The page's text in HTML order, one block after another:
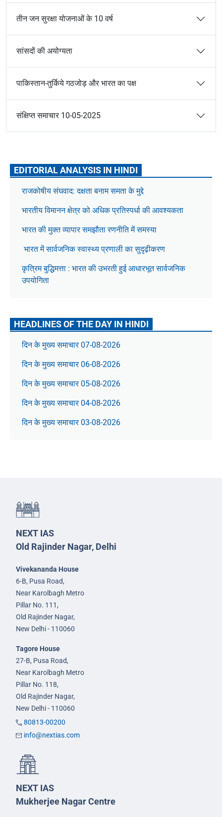
तीन जन सुरक्षा योजनाओं के 10 वर्ष
सांसदों की अयोग्यता
पाकिस्तान-तुर्किये गठजोड़ और भारत का पक्ष
संक्षिप्त समाचार 10-05-2025
EDITORIAL ANALYSIS IN HINDI
राजकोषीय संघवाद: दक्षता बनाम समता के मुद्दे
भारतीय विमानन क्षेत्र को अधिक प्रतिस्पर्धा की आवश्यकता
भारत की मुक्त व्यापार समझौता रणनीति में समस्या
भारत में सार्वजनिक स्वास्थ्य प्रणाली का सुदृढ़ीकरण
कृत्रिम बुद्धिमत्ता : भारत की उभरती हुई आधारभूत सार्वजनिक
उपयोगिता
HEADLINES OF THE DAY IN HINDI
दिन के मुख्य समाचार 07-08-2026
दिन के मुख्य समाचार 06-08-2026
दिन के मुख्य समाचार 05-08-2026
दिन के मुख्य समाचार 04-08-2026
दिन के मुख्य समाचार 03-08-2026
NEXT IAS
Old Rajinder Nagar, Delhi
Vivekananda House
6-B, Pusa Road,
Near Karolbagh Metro
Pillar No. 111,
Old Rajinder Nagar,
New Delhi - 110060
Tagore House
27-B, Pusa Road,
Near Karolbagh Metro
Pillar No. 118,
Old Rajinder Nagar,
New Delhi - 110060
80813-00200
info@nextias.com
NEXT IAS
Mukherjee Nagar Centre